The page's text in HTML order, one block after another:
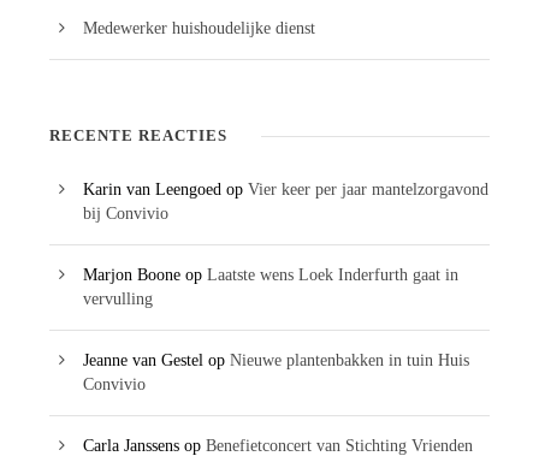
Medewerker huishoudelijke dienst
RECENTE REACTIES
Karin van Leengoed op Vier keer per jaar mantelzorgavond
bij Convivio
Marjon Boone op Laatste wens Loek Inderfurth gaat in
vervulling
Jeanne van Gestel op Nieuwe plantenbakken in tuin Huis
Convivio
Carla Janssens op Benefietconcert van Stichting Vrienden